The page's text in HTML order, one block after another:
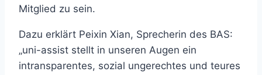
Mitglied zu sein.
Dazu erklärt Peixin Xian, Sprecherin des BAS:
„uni-assist stellt in unseren Augen ein
intransparentes, sozial ungerechtes und teures